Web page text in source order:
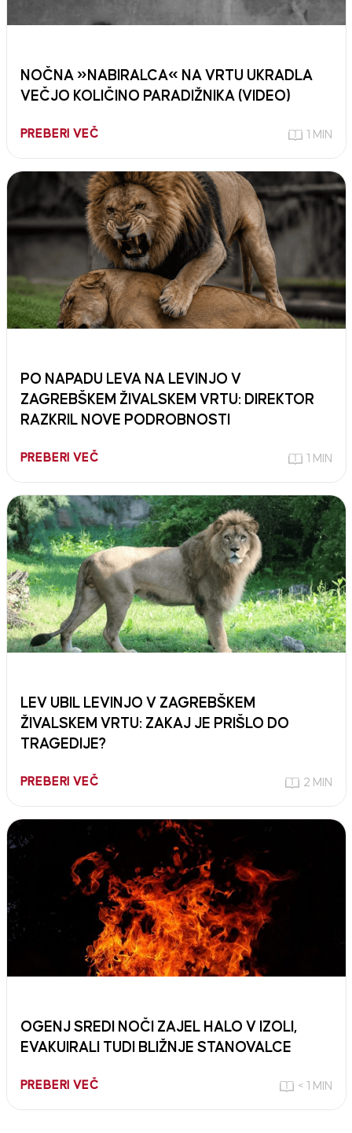
NOČNA »NABIRALCA« NA VRTU UKRADLA
VEČJO KOLIČINO PARADIŽNIKA (VIDEO)
PREBERI VEČ 1 MIN
PO NAPADU LEVA NA LEVINJO V
ZAGREBŠKEM ŽIVALSKEM VRTU: DIREKTOR
RAZKRIL NOVE PODROBNOSTI
PREBERI VEČ 1 MIN
LEV UBIL LEVINJO V ZAGREBŠKEM
ŽIVALSKEM VRTU: ZAKAJ JE PRIŠLO DO
TRAGEDIJE?
PREBERI VEČ 2 MIN
OGENJ SREDI NOČI ZAJEL HALO V IZOLI,
EVAKUIRALI TUDI BLIŽNJE STANOVALCE
PREBERI VEČ < 1 MIN